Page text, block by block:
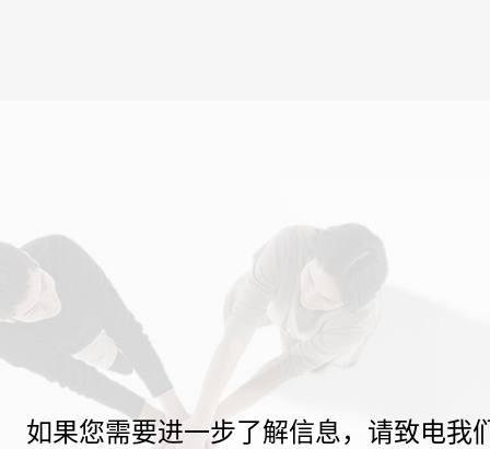
如果您需要进一步了解信息，请致电我